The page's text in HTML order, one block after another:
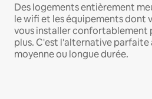
Des logements entièrement
le wifi et les équipements dont
vous installer confortablement
plus. C'est l'alternative parfaite
moyenne ou longue durée.